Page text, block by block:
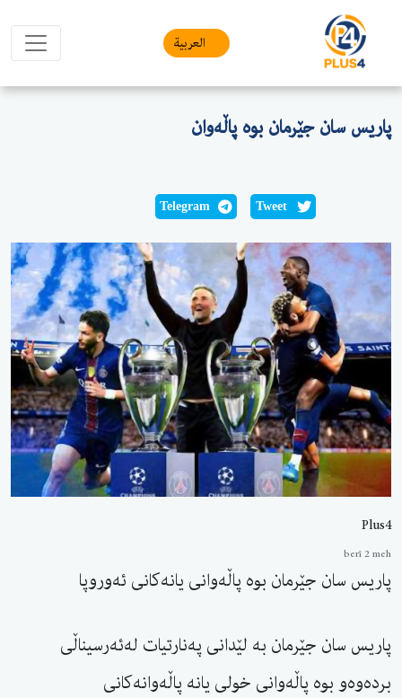
العربیة
پاریس سان جێرمان بوە پاڵەوان
Tweet
Telegram
Plus4
berî 2 meh
پاریس سان جێرمان بوە پاڵەوانی یانەکانی ئەوروپا
پاریس سان جێرمان بە لێدانی پەنارتیات لەئەرسیناڵی
بردەوەو بوە پاڵەوانی خولی یانە پاڵەوانەکانی